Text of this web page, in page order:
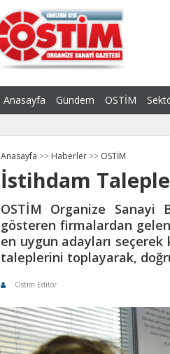
Anasayfa Gündem OSTİM
Anasayfa >> Haberler >> OSTİM
İstihdam
OSTİM Organize
gösteren firmalardan
en uygun adayları seçerek
taleplerini toplayarak,
Ostim Editör